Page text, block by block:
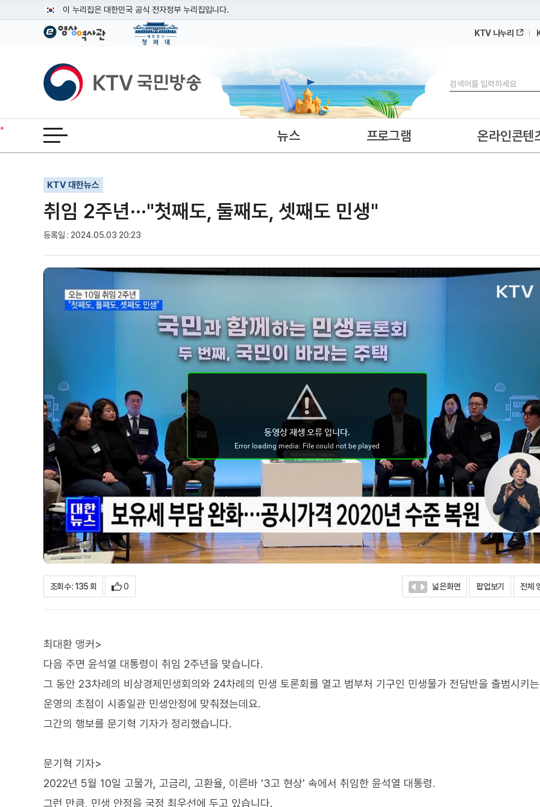
이 누리집은 대한민국 공식 전자정부 누리집입니다.
공식 누리집 주소 확인하기
이밖에 or.kr 또는 .kr등 다른 도메인 주소를 사용하고 있다면 아래 URL에서 도메인 주소를 확인해 보세요
운영중인 공식 누리집보기
KTV 나누리
KTV국민방송
검색
전체메뉴 열기 뉴스 프로그램 온라인콘텐
KTV 대한뉴스
취임 2주년···"첫째도, 둘째도, 셋째도 민생"
등록일 : 2024.05.03 20:23
기사인쇄
글자확대
글자축소
조회수 : 135 회 0 넓은화면 팝업보기 전체
최대환 앵커>
다음 주면 윤석열 대통령이 취임 2주년을 맞습니다.
그 동안 23차례의 비상경제민생회의와 24차례의 민생 토론회를 열고 범부처 기구인 민생물가 전담반을 출범시키
운영의 초점이 시종일관 민생안정에 맞춰졌는데요.
그간의 행보를 문기혁 기자가 정리했습니다.
문기혁 기자>
2022년 5월 10일 고물가, 고금리, 고환율, 이른바 '3고 현상' 속에서 취임한 윤석열 대통령.
그런 만큼, 민생 안정을 국정 최우선에 두고 있습니다.